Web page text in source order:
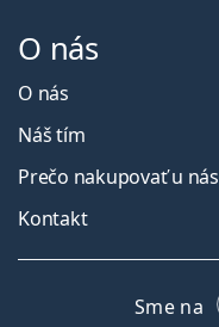
O nás
O nás
Náš tím
Prečo nakupovať u nás
Kontakt
Sme na